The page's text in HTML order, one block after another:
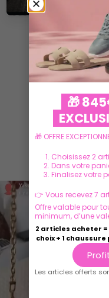
Ils
🎁
🎁 OFFRE
Choisissez 2
Dans votre
Finalisez votre
👉 Vous recevez 7
Offre valable pour
minimum, d’une
2 articles acheter =
choix + 1
Les articles offerts